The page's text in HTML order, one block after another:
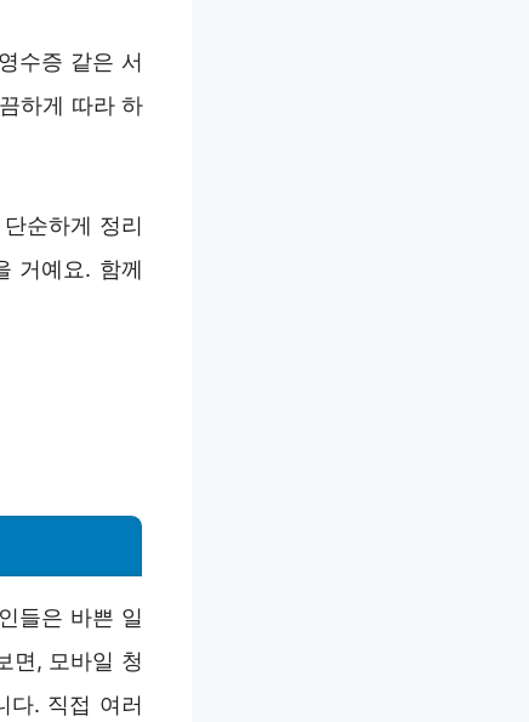
수증 같은 서
하게 따라 하
순하게 정리
거예요. 함께
들은 바쁜 일
면, 모바일 청
다. 직접 여러